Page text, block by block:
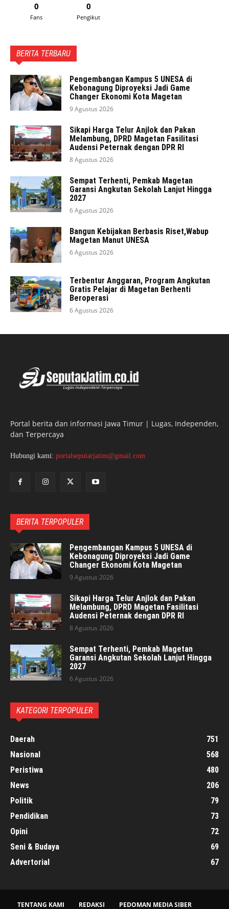
0
Fans
0
Pengikut
BERITA TERBARU
Pengembangan Kampus 5 UNESA di
Kebonagung Diproyeksi Jadi Game
Changer Ekonomi Kota Magetan
9 Agustus 2026
Sikapi Harga Telur Anjlok dan Pakan
Melambung, DPRD Magetan Fasilitasi
Audensi Peternak dengan DPR RI
8 Agustus 2026
Sempat Terhenti, Pemkab Magetan
Garansi Angkutan Sekolah Lanjut Hingga
2027
6 Agustus 2026
Bangun Kebijakan Berbasis Riset,Wabup
Magetan Manut UNESA
6 Agustus 2026
Terbentur Anggaran, Program Angkutan
Gratis Pelajar di Magetan Berhenti
Beroperasi
6 Agustus 2026
Portal berita dan informasi Jawa Timur | Lugas, Independen,
dan Terpercaya
Hubungi kami: portalseputarjatim@gmail.com
BERITA TERPOPULER
Pengembangan Kampus 5 UNESA di
Kebonagung Diproyeksi Jadi Game
Changer Ekonomi Kota Magetan
9 Agustus 2026
Sikapi Harga Telur Anjlok dan Pakan
Melambung, DPRD Magetan Fasilitasi
Audensi Peternak dengan DPR RI
8 Agustus 2026
Sempat Terhenti, Pemkab Magetan
Garansi Angkutan Sekolah Lanjut Hingga
2027
6 Agustus 2026
KATEGORI TERPOPULER
Daerah
751
Nasional
568
Peristiwa
480
News
206
Politik
79
Pendidikan
73
Opini
72
Seni & Budaya
69
Advertorial
67
TENTANG KAMI REDAKSI PEDOMAN MEDIA SIBER